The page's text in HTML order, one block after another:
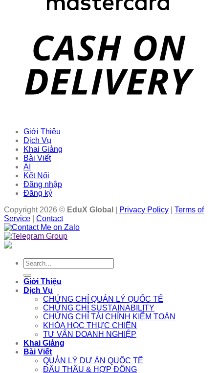
Giới Thiệu
Dịch Vụ
Khai Giảng
Bài Viết
AI
Kết Nối
Đăng nhập
Đăng ký
Copyright 2026 © EduX Global Privacy Policy
Terms of
Service
Contact
Search
for:
Giới Thiệu
Dịch Vụ
CHỨNG CHỈ QUẢN LÝ QUỐC TẾ
CHỨNG CHỈ SUSTAINABILITY
CHỨNG CHỈ TÀI CHÍNH KIỂM TOÁN
KHÓA HỌC THỰC CHIẾN
TƯ VẤN DOANH NGHIỆP
Khai Giảng
Bài Viết
QUẢN LÝ DỰ ÁN QUỐC TẾ
ĐẤU THẦU & HỢP ĐỒNG